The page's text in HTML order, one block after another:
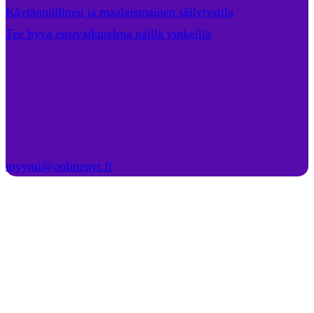
Käytännöllinen ja maalaismainen säilytystila
Tee hyvä ensivaikutelma näillä vinkeillä
myynti@onlinenyt.fi